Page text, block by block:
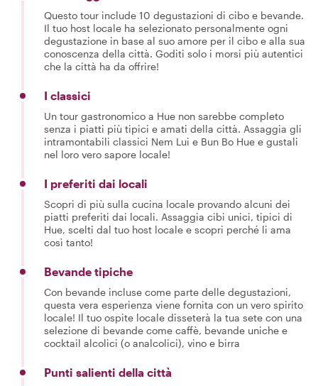
Questo tour include 10 degustazioni di cibo e bevande.
Il tuo host locale ha selezionato personalmente ogni
degustazione in base al suo amore per il cibo e alla sua
conoscenza della città. Goditi solo i morsi più autentici
che la città ha da offrire!
I classici
Un tour gastronomico a Hue non sarebbe completo
senza i piatti più tipici e amati della città. Assaggia gli
intramontabili classici Nem Lui e Bun Bo Hue e gustali
nel loro vero sapore locale!
I preferiti dai locali
Scopri di più sulla cucina locale provando alcuni dei
piatti preferiti dai locali. Assaggia cibi unici, tipici di
Hue, scelti dal tuo host locale e scopri perché li ama
così tanto!
Bevande tipiche
Con bevande incluse come parte delle degustazioni,
questa vera esperienza viene fornita con un vero spirito
locale! Il tuo ospite locale disseterà la tua sete con una
selezione di bevande come caffè, bevande uniche e
cocktail alcolici (o analcolici), vino e birra
Punti salienti della città